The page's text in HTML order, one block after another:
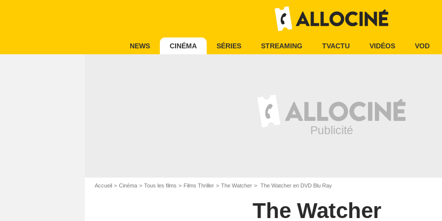
NEWS CINÉMA SÉRIES STREAMING TVACTU VIDÉOS VOD
Accueil Cinéma Tous les films Films Thriller The Watcher The Watcher en DVD Blu Ray
The Watcher